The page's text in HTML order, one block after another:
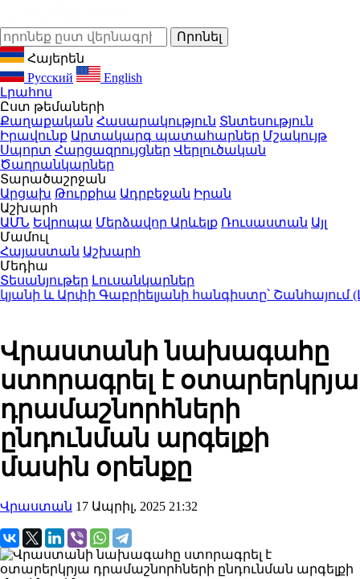
Հայերեն
Русский
English
Լրահոս
Ըստ թեմաների
Քաղաքական Հասարակություն Տնտեսություն
Իրավունք Արտակարգ պատահարներ Մշակույթ
Սպորտ Հարցազրույցներ Վերլուծական
Ծաղրանկարներ
Տարածաշրջան
Արցախ Թուրքիա Ադրբեջան Իրան
Աշխարհ
ԱՄՆ Եվրոպա Մերձավոր Արևելք Ռուսաստան Այլ
Մամուլ
Հայաստան Աշխարհ
Մեդիա
Տեսանյութեր Լուսանկարներ
և Արփի Գաբրիելյանի հանգիստը՝ Շանհայում
Վրաստանի նախագահը
ստորագրել է օտարերկրյա
դրամաշնորհների
ընդունման արգելքի
մասին օրենքը
Վրաստան 17 Ապրիլ, 2025 21:32